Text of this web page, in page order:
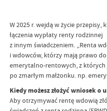
W 2025 r. wejdą w życie
łączenia wypłaty renty rodzinnej
z innym świadczeniem. „Renta
i wdowców, którzy mają prawo
emerytalno-rentowych, z
po zmarłym małżonku. np.
Kiedy możesz złożyć wniosek
Aby otrzymywać rentę wdowią